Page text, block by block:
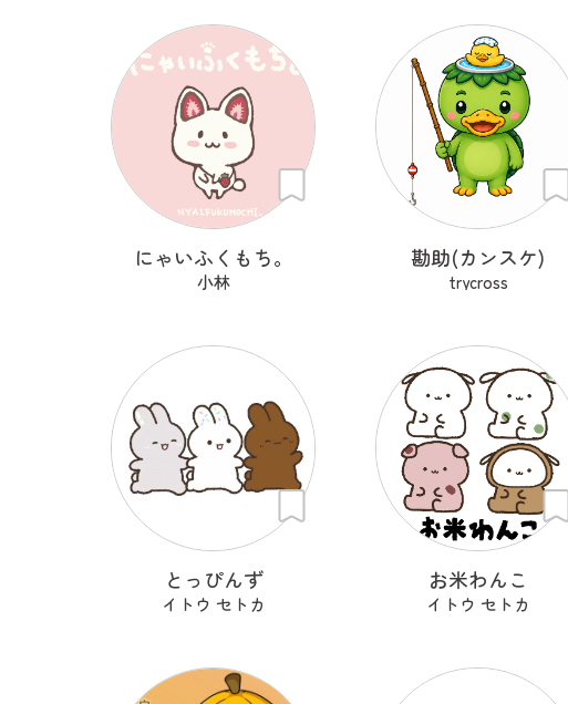
にゃいふくもち。
小林
勘助(カンスケ)
trycross
とっぴんず
イトウ セトカ
お米わんこ
イトウ セトカ